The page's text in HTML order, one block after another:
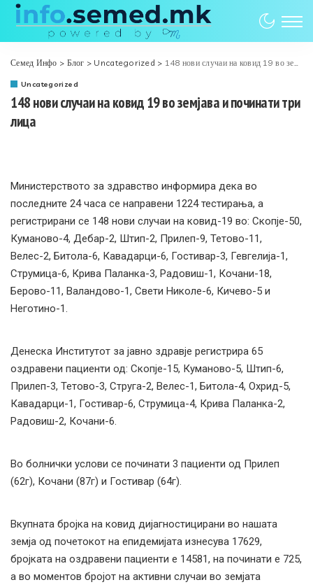
Семед Инфо > Блог > Uncategorized > 148 нови случаи на ковид 19 во земјава и починати три лица
Uncategorized
148 нови случаи на ковид 19 во земјава и починати три
лица
Министерството за здравство информира дека во
последните 24 часа се направени 1224 тестирања, а
регистрирани се 148 нови случаи на ковид-19 во: Скопје-50,
Куманово-4, Дебар-2, Штип-2, Прилеп-9, Тетово-11,
Велес-2, Битола-6, Кавадарци-6, Гостивар-3, Гевгелија-1,
Струмица-6, Крива Паланка-3, Радовиш-1, Кочани-18,
Берово-11, Валандово-1, Свети Николе-6, Кичево-5 и
Неготино-1.
Денеска Институтот за јавно здравје регистрира 65
оздравени пациенти од: Скопје-15, Куманово-5, Штип-6,
Прилеп-3, Тетово-3, Струга-2, Велес-1, Битола-4, Охрид-5,
Кавадарци-1, Гостивар-6, Струмица-4, Крива Паланка-2,
Радовиш-2, Кочани-6.
Во болнички услови се починати 3 пациенти од Прилеп
(62г), Кочани (87г) и Гостивар (64г).
Вкупната бројка на ковид дијагностицирани во нашата
земја од почетокот на епидемијата изнесува 17629,
бројката на оздравени пациенти е 14581, на починати е 725,
а во моментов бројот на активни случаи во земјата